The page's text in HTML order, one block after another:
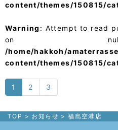
content/themes/150815/
Warning : Attempt to read
on
/home/hakkoh/
content/themes/150815/
1 2 3
TOP > お知らせ >福島空港店